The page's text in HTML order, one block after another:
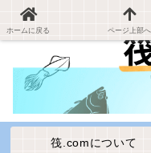
筏.comについて
ホームに戻る ページ上部へ